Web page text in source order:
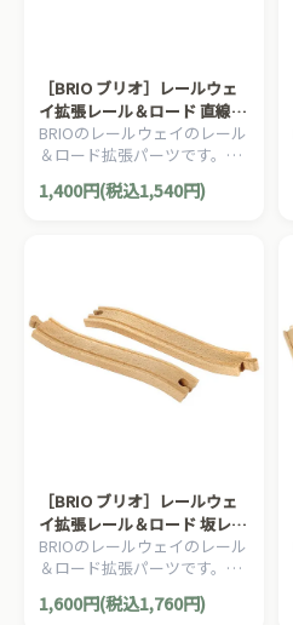
［BRIO ブリオ］レールウェ
イ拡張レール＆ロード 直線レ
ール108mm
BRIOのレールウェイのレール
＆ロード拡張パーツです。直
線レール108mm 4本セットで
す。
1,400円(税込1,540円)
［BRIO ブリオ］レールウェ
イ拡張レール＆ロード 坂レー
ル216mm
BRIOのレールウェイのレール
＆ロード拡張パーツです。坂
レール216mm 2本セットで
す。
1,600円(税込1,760円)